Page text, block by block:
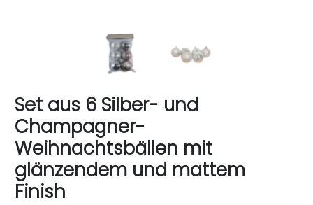
Set aus 6 Silber- und
Champagner-
Weihnachtsbällen mit
glänzendem und mattem
Finish